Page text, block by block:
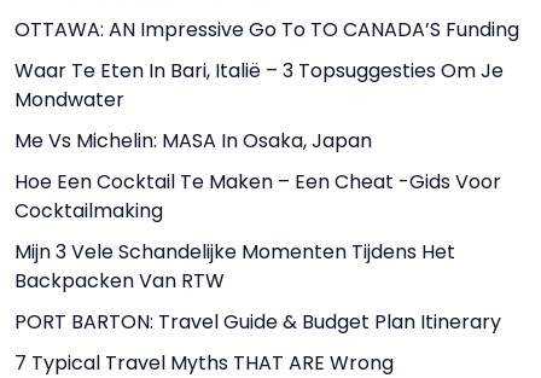
OTTAWA: AN Impressive Go To TO CANADA’S Funding
Waar Te Eten In Bari, Italië – 3 Topsuggesties Om Je
Mondwater
Me Vs Michelin: MASA In Osaka, Japan
Hoe Een Cocktail Te Maken – Een Cheat -gids Voor
Cocktailmaking
Mijn 3 Vele Schandelijke Momenten Tijdens Het
Backpacken Van RTW
PORT BARTON: Travel Guide & Budget Plan Itinerary
7 Typical Travel Myths THAT ARE Wrong